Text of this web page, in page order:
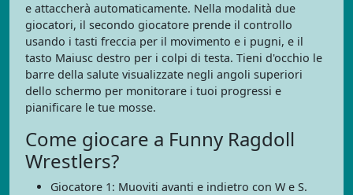
e attaccherà automaticamente. Nella modalità due
giocatori, il secondo giocatore prende il controllo
usando i tasti freccia per il movimento e i pugni, e il
tasto Maiusc destro per i colpi di testa. Tieni d'occhio le
barre della salute visualizzate negli angoli superiori
dello schermo per monitorare i tuoi progressi e
pianificare le tue mosse.
Come giocare a Funny Ragdoll
Wrestlers?
Giocatore 1: Muoviti avanti e indietro con W e S.